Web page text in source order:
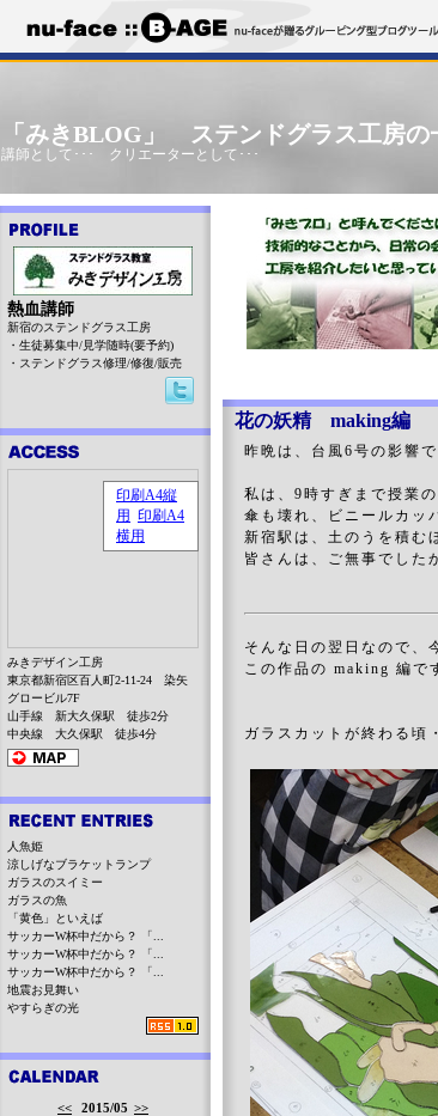
「みきBLOG」 ステンドグラス工房の
講師として･･･ クリエーターとして･･･
花の妖精 making編
昨晩は、台風6号の影響
私は、9時すぎまで授業の
傘も壊れ、ビニールカ
新宿駅は、土のうを積む
皆さんは、ご無事でした
そんな日の翌日なので
この作品の making 編で
ガラスカットが終わる頃
熱血講師
新宿のステンドグラス工房
・生徒募集中/見学随時(要予約)
・ステンドグラス修理/修復/販売
みきデザイン工房
東京都新宿区百人町2-11-24 染矢
グロービル7F
山手線 新大久保駅 徒歩2分
中央線 大久保駅 徒歩4分
人魚姫
涼しげなブラケットランプ
ガラスのスイミー
ガラスの魚
「黄色」といえば
サッカーW杯中だから？ 「...
サッカーW杯中だから？ 「...
サッカーW杯中だから？ 「...
地震お見舞い
やすらぎの光
<< 2015/05 >>